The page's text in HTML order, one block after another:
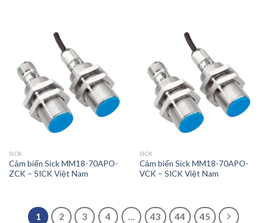
SICK
Cảm biến Sick MM18-70APO-
ZCK – SICK Việt Nam
SICK
Cảm biến Sick MM18-70APO-
VCK – SICK Việt Nam
1 2 3 4 … 43 44 45